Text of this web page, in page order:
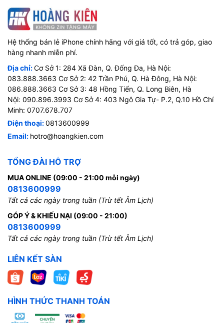
Hệ thống bán lẻ iPhone chính hãng với giá tốt, có trả góp, giao
hàng nhanh miễn phí.
Địa chỉ:Cơ Sở 1: 284 Xã Đàn, Q. Đống Đa, Hà Nội:
083.888.3663 Cơ Sở 2: 42 Trần Phú, Q. Hà Đông, Hà Nội:
086.888.3663 Cơ Sở 3: 48 Hồng Tiến, Q. Long Biên, Hà
Nội: 090.896.3993 Cơ Sở 4: 403 Ngô Gia Tự- P.2, Q.10 Hồ Chí
Minh: 0707.678.707
Điện thoại:0813600999
Email: hotro@hoangkien.com
TỔNG ĐÀI HỖ TRỢ
MUA ONLINE (09:00 - 21:00 mỗi ngày)
0813600999
Tất cả các ngày trong tuần (Trừ tết Âm Lịch)
GÓP Ý & KHIẾU NẠI (09:00 - 21:00)
0813600999
Tất cả các ngày trong tuần (Trừ tết Âm Lịch)
LIÊN KẾT SÀN
HÌNH THỨC THANH TOÁN